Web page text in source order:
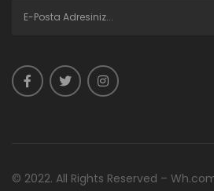
© 2022. All Rights Reserved –